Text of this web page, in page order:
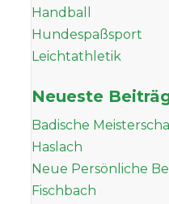
Handball
Hundespaßsport
Leichtathletik
Neueste
Badische
Haslach
Neue Persönliche
Fischbach